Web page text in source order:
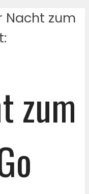
Nacht zum
zum